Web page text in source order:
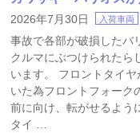
2026年7月30日 入荷車両
事故で各部が破損したバ
クルマにぶつけられたら
います。 フロントタイ
いた為フロントフォーク
前に向け、転がせるよう
タイ …